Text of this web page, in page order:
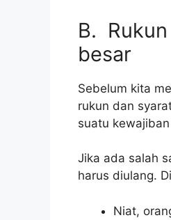
B.
besar
Sebelum kita
rukun dan
suatu
Jika ada salah
harus diulang.
Niat,